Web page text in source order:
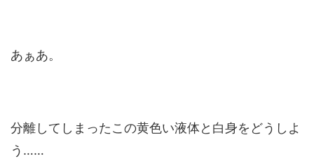
あぁあ。
分離してしまったこの黄色い液体と白身をどうしよ
う……